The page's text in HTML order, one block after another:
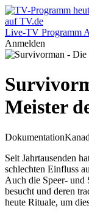
Live-TV Programm
Anmelden
Meister
Dokumentation
Seit Jahrtausenden
schlechten Einfluss
Auch die Speer- und
besucht und deren
heute Rituale, um